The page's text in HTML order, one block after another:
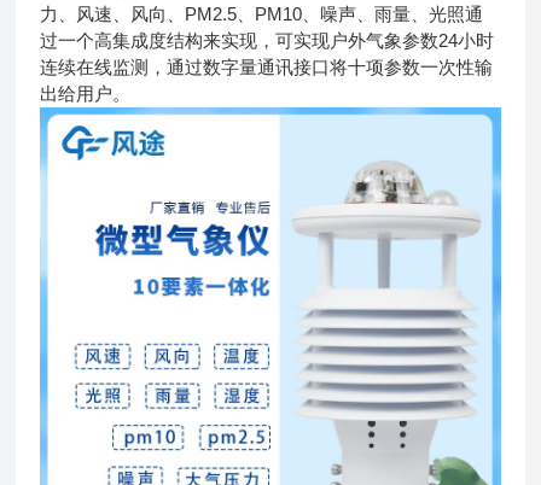
力、风速、风向、PM2.5、PM10、噪声、雨量、光照通
过一个高集成度结构来实现，可实现户外气象参数24小时
连续在线监测，通过数字量通讯接口将十项参数一次性输
出给用户。